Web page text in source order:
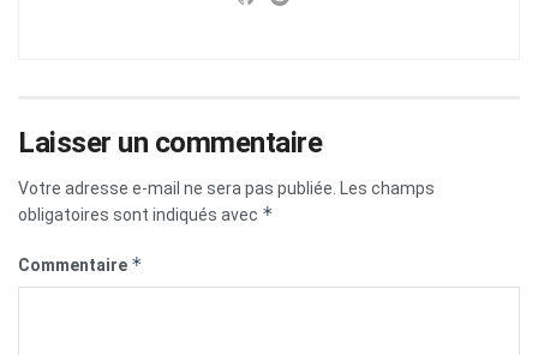
Laisser un commentaire
Votre adresse e-mail ne sera pas publiée.
Les champs
obligatoires sont indiqués avec *
Commentaire *